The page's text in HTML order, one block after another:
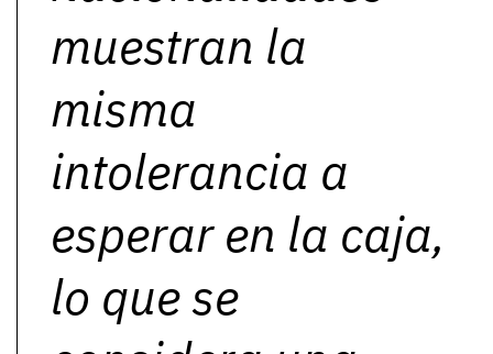
muestran la
misma
intolerancia a
esperar en la caja,
lo que se